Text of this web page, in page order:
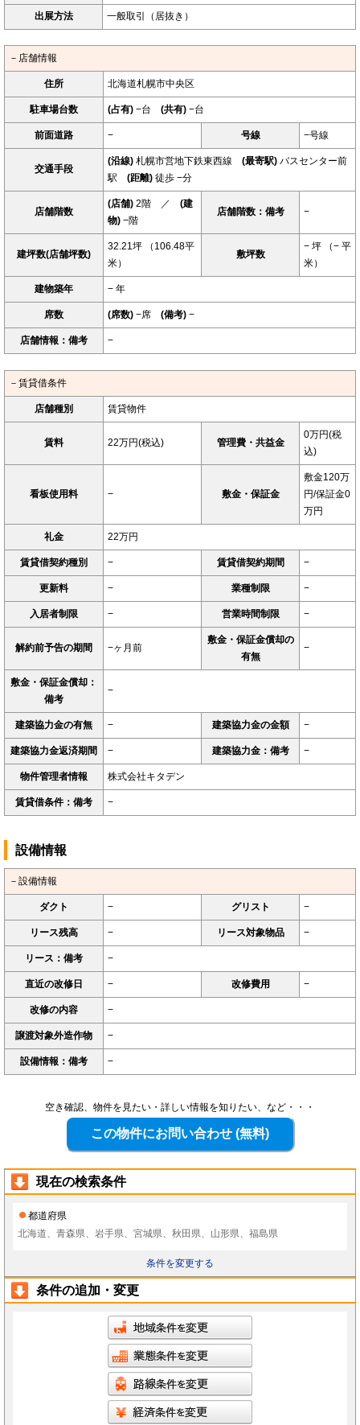
出展方法 一般取引（居抜き）
－店舗情報
住所 北海道札幌市中央区
駐車場台数 (占有) −台 (共有) −台
前面道路 − 号線 −号線
交通手段
(沿線) 札幌市営地下鉄東西線 (最寄駅) バスセンター前
駅 (距離) 徒歩 −分
店舗階数
(店舗) 2階 ／ (建
物) −階
店舗階数：備考 −
建坪数(店舗坪数)
32.21坪 （106.48平
米）
敷坪数
− 坪 （− 平
米）
建物築年 − 年
席数 (席数) −席 (備考) −
店舗情報：備考 −
－賃貸借条件
店舗種別 賃貸物件
賃料 22万円(税込) 管理費・共益金
0万円(税
込)
看板使用料 − 敷金・保証金
敷金120万
円/保証金0
万円
礼金 22万円
賃貸借契約種別 − 賃貸借契約期間 −
更新料 − 業種制限 −
入居者制限 − 営業時間制限 −
解約前予告の期間 −ヶ月前
敷金・保証金償却の
有無
−
敷金・保証金償却：
備考
−
建築協力金の有無 − 建築協力金の金額 −
建築協力金返済期間 − 建築協力金：備考 −
物件管理者情報 株式会社キタデン
賃貸借条件：備考 −
設備情報
－設備情報
ダクト − グリスト −
リース残高 − リース対象物品 −
リース：備考 −
直近の改修日 − 改修費用 −
改修の内容 −
譲渡対象外造作物 −
設備情報：備考 −
空き確認、物件を見たい・詳しい情報を知りたい、など・・・
現在の検索条件
都道府県
北海道、青森県、岩手県、宮城県、秋田県、山形県、福島県
条件を変更する
条件の追加・変更